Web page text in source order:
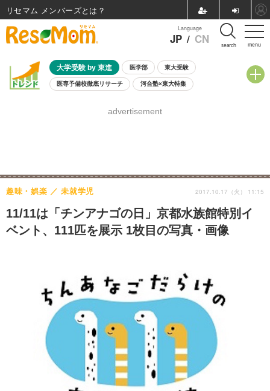
menu
Language
JP / CN search
大学受験 by 東進 医学部 東大受験
医専予備校徹底リサーチ 河合塾×東大特集
8月開催学校説明会・相談会
advertisement
11/11は「チンアナゴの日」京都水族館特別イ
ベント、111匹を展示 1枚目の写真・画像
趣味・娯楽 未就学児 2017.10.17（火） 11:15
リセマム メンバーズ